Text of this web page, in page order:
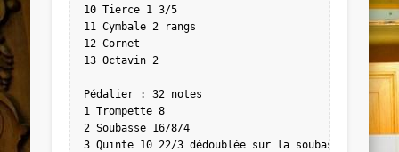
10 Tierce 1 3/5
11 Cymbale 2 rangs
12 Cornet
13 Octavin 2
Pédalier : 32 notes
1 Trompette 8
2 Soubasse 16/8/4
3 Quinte 10 22/3 dédoublée sur la soubasse